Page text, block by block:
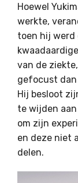
Hoewel
werkte,
toen hij werd
van de
gefocust dan
Hij besloot
te wijden aan
om zijn
en deze niet
delen.